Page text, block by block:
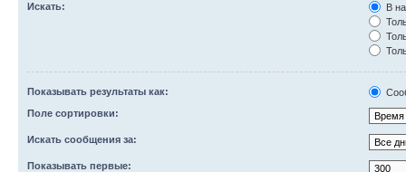
Искать:
В
Показывать результаты как:
Поле сортировки:
Искать сообщения за:
Показывать первые: